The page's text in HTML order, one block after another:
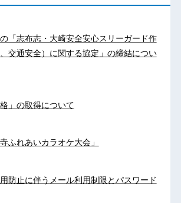
「志布志・大崎安全安心スリーガード作
交通安全）に関する協定」の締結につい
」の取得について
ふれあいカラオケ大会」
用防止に伴うメール利用制限とパスワード